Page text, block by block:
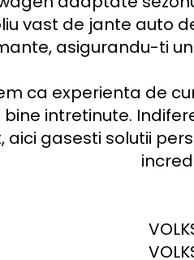
vast de jante auto
asigurandu-ti
ca experienta de
bine intretinute.
aici gasesti solutii